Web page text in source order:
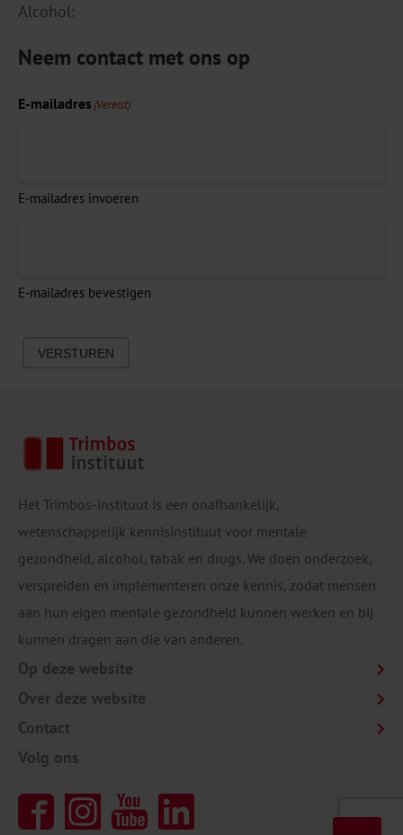
Alcohol:
Neem contact met ons op
E-mailadres (Vereist)
E-mailadres invoeren
E-mailadres bevestigen
VERSTUREN
Het Trimbos-instituut is een onafhankelijk,
wetenschappelijk kennisinstituut voor mentale
gezondheid, alcohol, tabak en drugs. We doen onderzoek,
verspreiden en implementeren onze kennis, zodat mensen
aan hun eigen mentale gezondheid kunnen werken en bij
kunnen dragen aan die van anderen.
Op deze website
Over deze website
Contact
Volg ons